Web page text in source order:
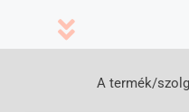
A termék/